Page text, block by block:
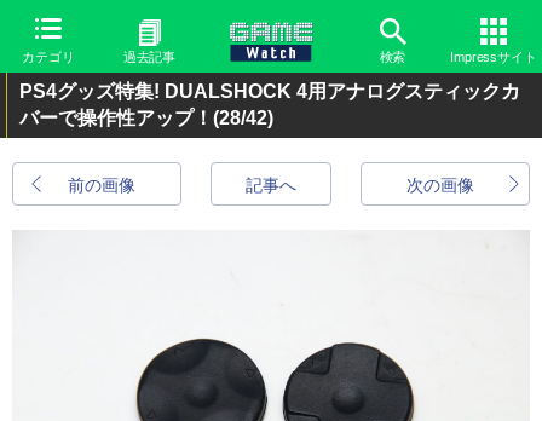
カテゴリ 過去記事 検索 Impressサイト
PS4グッズ特集! DUALSHOCK 4用アナログスティックカ
バーで操作性アップ！ (28/42)
前の画像 次の画像
記事へ